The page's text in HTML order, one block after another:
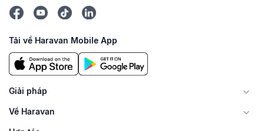
Tải về Haravan Mobile App
Giải pháp
Về Haravan